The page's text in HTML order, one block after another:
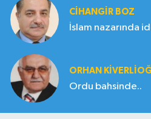
CIHANGIR BOZ
İslam nazarında
ORHAN
Ordu bahsinde..